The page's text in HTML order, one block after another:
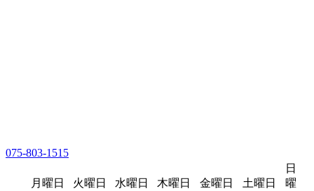
075-803-1515
月曜日 火曜日 水曜日 木曜日 金曜日 土曜日
日
曜